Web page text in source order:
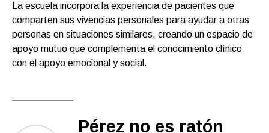
La escuela incorpora la experiencia de pacientes que
comparten sus vivencias personales para ayudar a otras
personas en situaciones similares, creando un espacio de
apoyo mutuo que complementa el conocimiento clínico
con el apoyo emocional y social.
Pérez no es ratón